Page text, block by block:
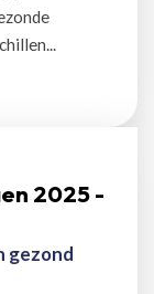
2025 -
gezond